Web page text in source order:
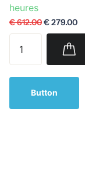
heures
€ 612.00€ 279.00
Button